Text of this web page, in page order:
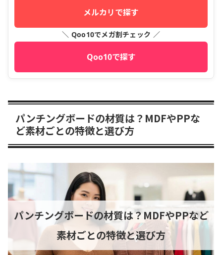
メルカリで探す
＼ Qoo10でメガ割チェック ／
Qoo10で探す
パンチングボードの材質は？MDFやPPな
ど素材ごとの特徴と選び方
パンチングボードの材質は？MDFやPPなど
素材ごとの特徴と選び方